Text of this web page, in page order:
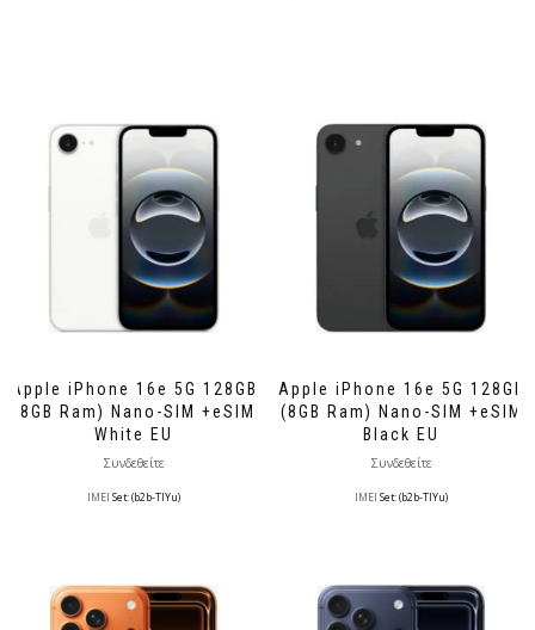
Apple iPhone 16e 5G 128GB
(8GB Ram) Nano-SIM +eSIM
White EU
Συνδεθείτε
IMEI Set: (b2b-TlYu)
Apple iPhone 16e 5G 128GB
(8GB Ram) Nano-SIM +eSIM
Black EU
Συνδεθείτε
IMEI Set: (b2b-TlYu)